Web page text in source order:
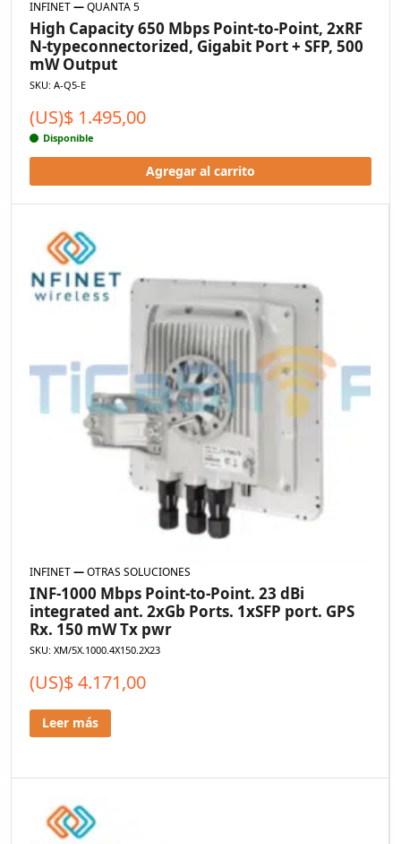
INFINET—QUANTA 5
High Capacity 650 Mbps Point-to-Point, 2xRF
N-typeconnectorized, Gigabit Port + SFP, 500
mW Output
SKU: A-Q5-E
(US)$ 1.495,00
Disponible
Agregar al carrito
INFINET—OTRAS SOLUCIONES
INF-1000 Mbps Point-to-Point. 23 dBi
integrated ant. 2xGb Ports. 1xSFP port. GPS
Rx. 150 mW Tx pwr
SKU: XM/5X.1000.4X150.2X23
(US)$4.171,00
Leer más